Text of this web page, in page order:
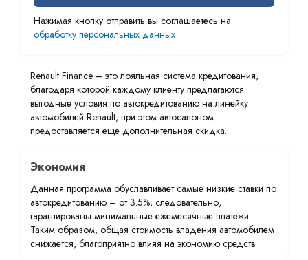
Нажимая кнопку отправить вы соглашаетесь на
обработку персональных данных
Renault Finance – это лояльная система кредитования,
благодаря которой каждому клиенту предлагаются
выгодные условия по автокредитованию на линейку
автомобилей Renault, при этом автосалоном
предоставляется еще дополнительная скидка.
Экономия
Данная программа обуславливает самые низкие ставки по
автокредитованию – от 3.5%, следовательно,
гарантированы минимальные ежемесячные платежи.
Таким образом, общая стоимость владения автомобилем
снижается, благоприятно влияя на экономию средств.